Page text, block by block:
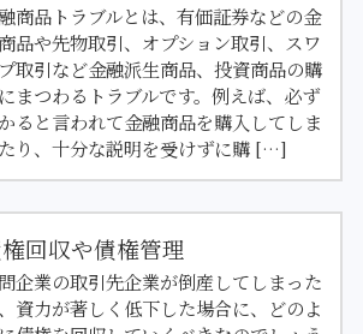
商品トラブルとは、有価証券などの金
品や先物取引、オプション取引、スワ
取引など金融派生商品、投資商品の購
まつわるトラブルです。例えば、必ず
ると言われて金融商品を購入してしま
り、十分な説明を受けずに購 […]
回収や債権管理
企業の取引先企業が倒産してしまった
資力が著しく低下した場合に、どのよ